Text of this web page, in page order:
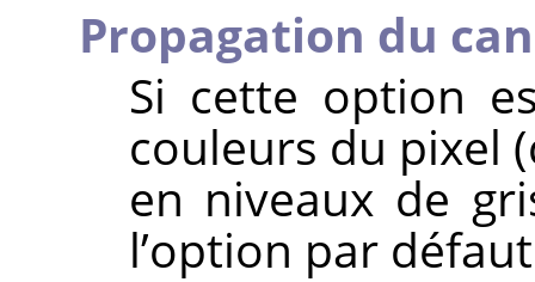
Propagation du
Si cette option
couleurs du pixel
en niveaux de
l’option par